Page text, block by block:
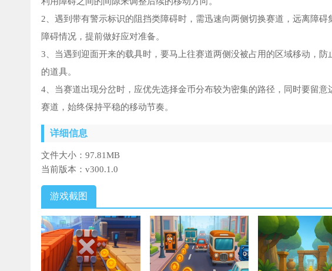
2、遇到带有警示标识的阻挡类障碍时，需迅速向两侧切换赛道，远离障
障碍情况，提前做好应对准备。
3、当遇到迎面开来的载具时，要马上往赛道两侧没被占用的区域移动，
的道具。
4、当赛道出现分岔时，应优先选择金币分布较为密集的路径，同时要留
赛道，始终保持平稳的移动节奏。
详细信息
文件大小： 97.81MB
当前版本： v300.1.0
游戏截图